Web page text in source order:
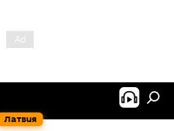
Латвия